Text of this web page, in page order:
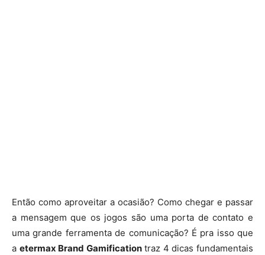
Então como aproveitar a ocasião? Como chegar e passar
a mensagem que os jogos são uma porta de contato e
uma grande ferramenta de comunicação? É pra isso que
a etermax Brand Gamificationtraz 4 dicas fundamentais